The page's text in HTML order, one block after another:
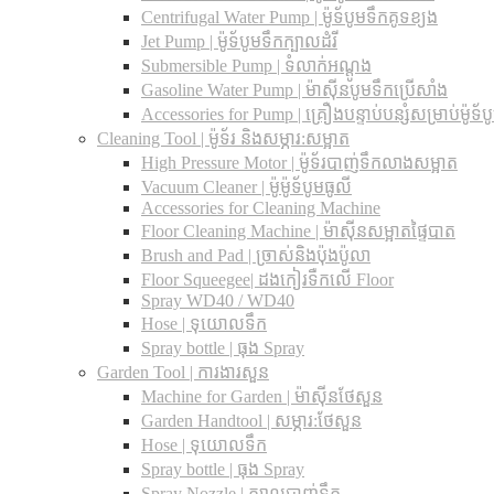
Centrifugal Water Pump | ម៉ូទ័បូមទឹកគូទខ្យង
Jet Pump | ម៉ូទ័បូមទឹកក្បាលដំរី
Submersible Pump | ទំលាក់អណ្តូង
Gasoline Water Pump | ម៉ាស៊ីនបូមទឹកប្រើសាំង
Accessories for Pump | គ្រឿងបន្ទាប់បន្សំសម្រាប់ម៉ូទ័
Cleaning Tool | ម៉ូទ័រ និងសម្ភារ:សម្អាត
High Pressure Motor | ម៉ូទ័របាញ់ទឹកលាងសម្អាត
Vacuum Cleaner | ម៉ូម៉ូទ័បូមធូលី
Accessories for Cleaning Machine
Floor Cleaning Machine | ម៉ាស៊ីនសម្អាតផ្ទៃបាត
Brush and Pad | ច្រាស់និងប៉ុងប៉ូលា
Floor Squeegee| ដងកៀរទឺកលើ Floor
Spray WD40 / WD40
Hose | ទុយោលទឹក
Spray bottle | ធុង Spray
Garden Tool | ការងារសួន
Machine for Garden | ម៉ាស៊ីនថែសួន
Garden Handtool | សម្ភារ:ថែសួន
Hose | ទុយោលទឹក
Spray bottle | ធុង Spray